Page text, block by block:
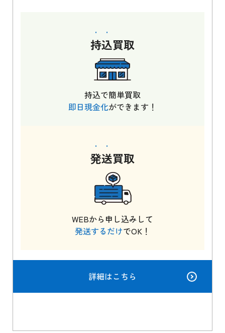
持込買取
持込で簡単買取
即日現金化ができます！
発送買取
WEBから申し込みして
発送するだけでOK！
詳細はこちら